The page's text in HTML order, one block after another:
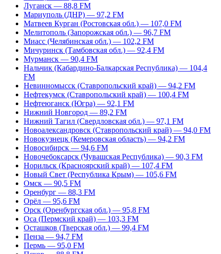
Луганск — 88,8 FM
Мариуполь (ДНР) — 97,2 FM
Матвеев Курган (Ростовская обл.) — 107,0 FM
Мелитополь (Запорожская обл.) — 96,7 FM
Миасс (Челябинская обл.) — 102,2 FM
Мичуринск (Тамбовская обл.) — 92,4 FM
Мурманск — 90,4 FM
Нальчик (Кабардино-Балкарская Республика) — 104,4
FM
Невинномысск (Ставропольский край) — 94,2 FM
Нефтекумск (Ставропольский край) — 100,4 FM
Нефтеюганск (Югра) — 92,1 FM
Нижний Новгород — 89,2 FM
Нижний Тагил (Свердловская обл.) — 97,1 FM
Новоалександровск (Ставропольский край) — 94,0 FM
Новокузнецк (Кемеровская область) — 94,2 FM
Новосибирск — 94,6 FM
Новочебоксарск (Чувашская Республика) — 90,3 FM
Норильск (Красноярский край) — 107,4 FM
Новый Свет (Республика Крым) — 105,6 FM
Омск — 90,5 FM
Оренбург — 88,3 FM
Орёл — 95,6 FM
Орск (Оренбургская обл.) — 95,8 FM
Оса (Пермский край) — 103,3 FM
Осташков (Тверская обл.) — 99,4 FM
Пенза — 94,7 FM
Пермь — 95,0 FM